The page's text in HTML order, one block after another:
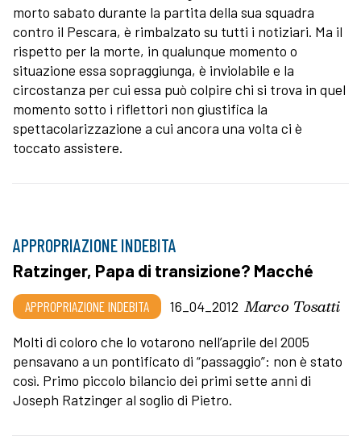
morto sabato durante la partita della sua squadra
contro il Pescara, è rimbalzato su tutti i notiziari. Ma il
rispetto per la morte, in qualunque momento o
situazione essa sopraggiunga, è inviolabile e la
circostanza per cui essa può colpire chi si trova in quel
momento sotto i riflettori non giustifica la
spettacolarizzazione a cui ancora una volta ci è
toccato assistere.
APPROPRIAZIONE INDEBITA
Ratzinger, Papa di transizione? Macché
APPROPRIAZIONE INDEBITA 16_04_2012 Marco Tosatti
Molti di coloro che lo votarono nell’aprile del 2005
pensavano a un pontificato di “passaggio”: non è stato
così. Primo piccolo bilancio dei primi sette anni di
Joseph Ratzinger al soglio di Pietro.